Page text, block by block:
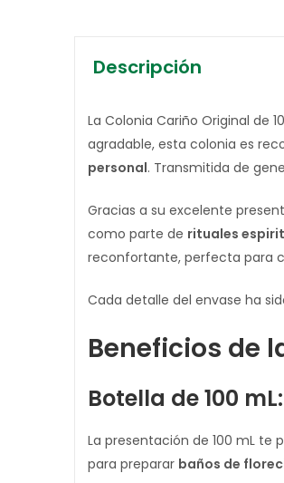
Descripción
La Colonia Cariño Original de
agradable, esta colonia es
personal. Transmitida de
Gracias a su excelente
como parte de rituales
reconfortante, perfecta para
Cada detalle del envase ha
Beneficios de
Botella de 100 mL:
La presentación de 100 mL
para preparar baños de